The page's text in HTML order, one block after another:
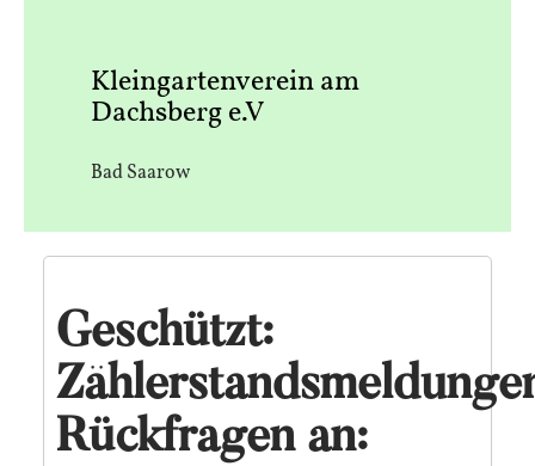
Kleingartenverein am
Dachsberg e.V
Bad Saarow
Geschützt:
Rückfragen an: